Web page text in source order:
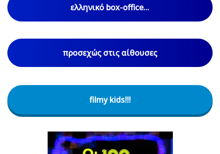
ελληνικό box-office...
προσεχώς στις αίθουσες
filmy kids!!!